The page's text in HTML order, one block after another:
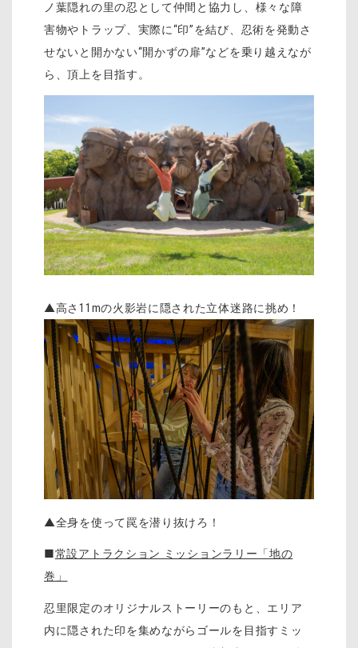
ノ葉隠れの里の忍として仲間と協力し、様々な障
害物やトラップ、実際に“印”を結び、忍術を発動さ
せないと開かない“開かずの扉”などを乗り越えなが
ら、頂上を目指す。
▲高さ11mの火影岩に隠された立体迷路に挑め！
▲全身を使って罠を潜り抜けろ！
■常設アトラクション ミッションラリー「地の
巻」
忍里限定のオリジナルストーリーのもと、エリア
内に隠された印を集めながらゴールを目指すミッ